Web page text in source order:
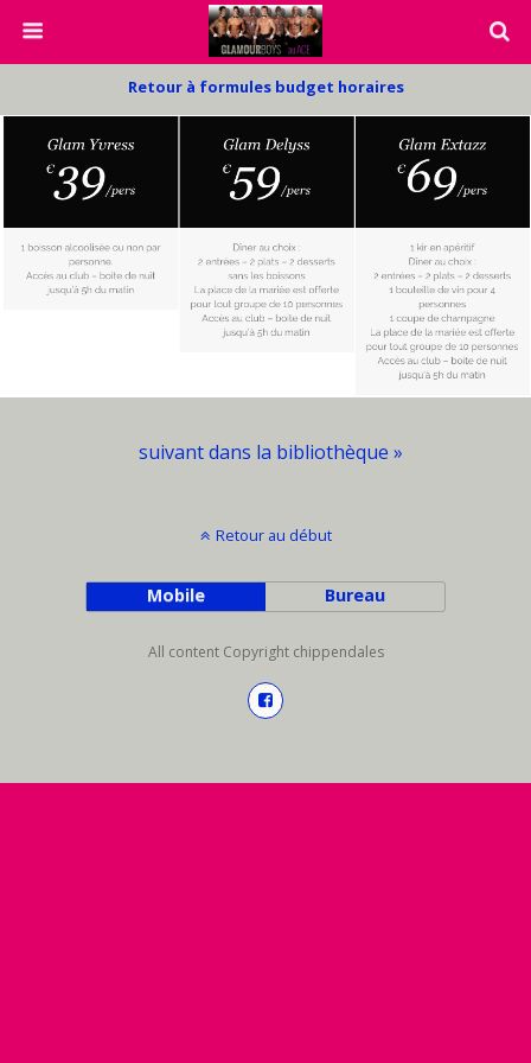
Retour à formules budget horaires
suivant dans la bibliothèque »
Retour au début
Mobile Bureau
All content Copyright chippendales